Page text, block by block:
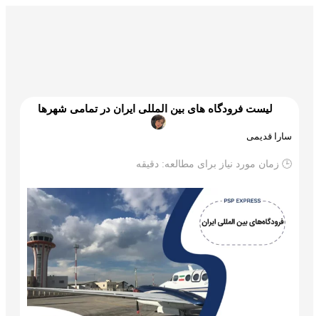
لیست فرودگاه های بین المللی ایران در تمامی شهرها
سارا قدیمی
🕒 زمان مورد نیاز برای مطالعه: دقیقه